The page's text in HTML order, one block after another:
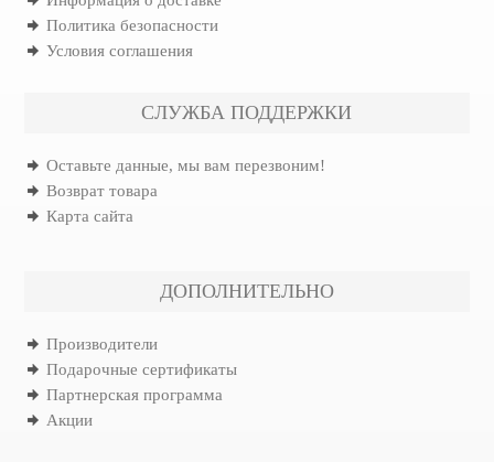
Политика безопасности
Условия соглашения
СЛУЖБА ПОДДЕРЖКИ
Оставьте данные, мы вам перезвоним!
Возврат товара
Карта сайта
ДОПОЛНИТЕЛЬНО
Производители
Подарочные сертификаты
Партнерская программа
Акции